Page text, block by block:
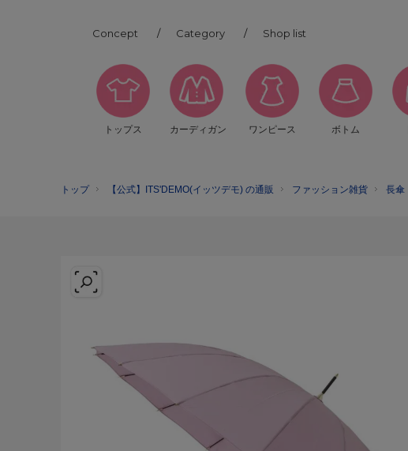
Concept Category Shop list
トップス カーディガン ワンピース ボトム
トップ 【公式】ITS'DEMO(イッツデモ) の通販 ファッション雑貨 長傘